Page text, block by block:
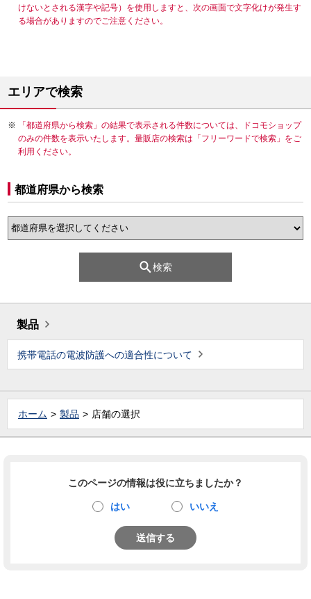
けないとされる漢字や記号）を使用しますと、次の画面で文字化けが発生す
る場合がありますのでご注意ください。
エリアで検索
「都道府県から検索」の結果で表示される件数については、ドコモショップ
のみの件数を表示いたします。量販店の検索は「フリーワードで検索」をご
利用ください。
都道府県から検索
検索
製品
携帯電話の電波防護への適合性について
ホーム 製品 店舗の選択
このページの情報は役に立ちましたか？
はい いいえ
送信する